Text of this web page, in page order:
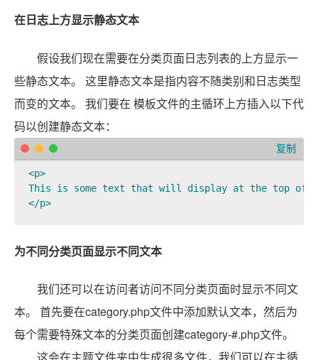
在日志上方显示静态文本
假设我们现在需要在分类页面日志列表的上方显示一
些静态文本。 这里静态文本是指内容不随类别和日志类型
而变的文本。 我们要在 模板文件的主循环上方插入以下代
码以创建静态文本：
<p>
This is some text that will display at the top of
复制
为不同分类页面显示不同文本
我们还可以在访问者访问不同分类页面时显示不同文
本。 首先要在category.php文件中添加默认文本，然后为
每个需要特殊文本的分类页面创建category-#.php文件。